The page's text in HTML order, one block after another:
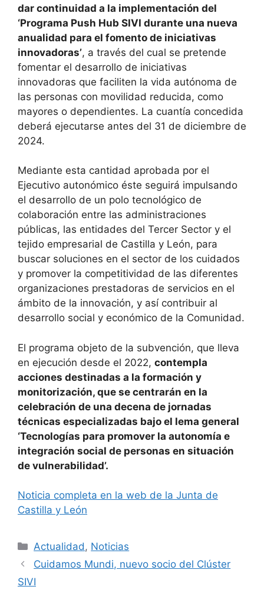
dar continuidad a la implementación del
‘Programa Push Hub SIVI durante una nueva
anualidad para el fomento de iniciativas
innovadoras’, a través del cual se pretende
fomentar el desarrollo de iniciativas
innovadoras que faciliten la vida autónoma de
las personas con movilidad reducida, como
mayores o dependientes. La cuantía concedida
deberá ejecutarse antes del 31 de diciembre de
2024.
Mediante esta cantidad aprobada por el
Ejecutivo autonómico éste seguirá impulsando
el desarrollo de un polo tecnológico de
colaboración entre las administraciones
públicas, las entidades del Tercer Sector y el
tejido empresarial de Castilla y León, para
buscar soluciones en el sector de los cuidados
y promover la competitividad de las diferentes
organizaciones prestadoras de servicios en el
ámbito de la innovación, y así contribuir al
desarrollo social y económico de la Comunidad.
El programa objeto de la subvención, que lleva
en ejecución desde el 2022, contempla
acciones destinadas a la formación y
monitorización, que se centrarán en la
celebración de una decena de jornadas
técnicas especializadas bajo el lema general
‘Tecnologías para promover la autonomía e
integración social de personas en situación
de vulnerabilidad’.
Noticia completa en la web de la Junta de
Castilla y León
Categorías
Actualidad, Noticias
Cuidamos Mundi, nuevo socio del Clúster
SIVI